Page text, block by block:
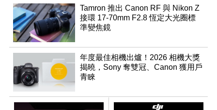
Tamron 推出 Canon RF 與 Nikon Z
接環 17-70mm F2.8 恆定大光圈標
準變焦鏡
年度最佳相機出爐！2026 相機大獎
揭曉，Sony 奪雙冠、Canon 獲用戶
青睞